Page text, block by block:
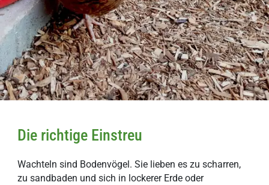
Die richtige Einstreu
Wachteln sind Bodenvögel. Sie lieben es zu scharren,
zu sandbaden und sich in lockerer Erde oder